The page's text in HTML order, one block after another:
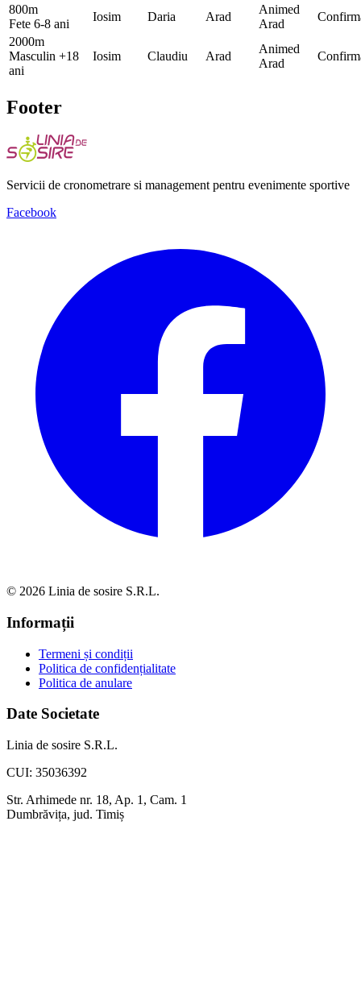
800m
Fete 6-8 ani
Iosim Daria Arad
Animed
Arad
2000m
Masculin +18
ani
Iosim Claudiu Arad
Animed
Arad
Footer
Servicii de cronometrare si management pentru evenimente sportive
Facebook
© 2026 Linia de sosire S.R.L.
Informații
Termeni și condiții
Politica de confidențialitate
Politica de anulare
Date Societate
Linia de sosire S.R.L.
CUI: 35036392
Str. Arhimede nr. 18, Ap. 1, Cam. 1
Dumbrăvița, jud. Timiș